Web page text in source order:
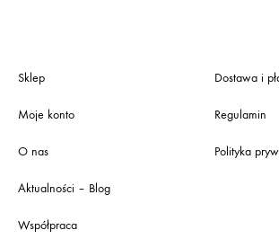
Sklep
Moje konto
O nas
Aktualności – Blog
Współpraca
Dostawa i
Regulamin
Polityka